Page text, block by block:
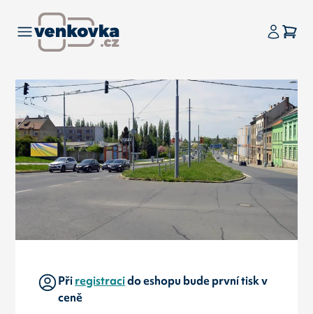
Přiregistracido eshopu bude první tisk v
ceně